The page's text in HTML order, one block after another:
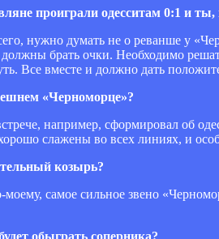
проиграли одесситам 0:1 и
нужно думать не о реванше у
должны брать очки. Необходимо
Все вместе и должно дать
«Черноморце»?
например, сформировал об
слажены во всех линиях, и
козырь?
самое сильное звено
обыграть соперника?